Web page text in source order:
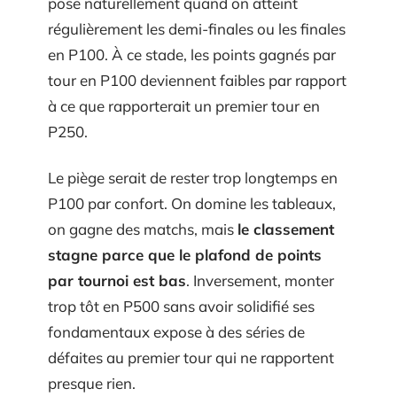
régulièrement les demi-finales ou les finales
en P100. À ce stade, les points gagnés par
tour en P100 deviennent faibles par rapport
à ce que rapporterait un premier tour en
P250.
Le piège serait de rester trop longtemps en
P100 par confort. On domine les tableaux,
on gagne des matchs, mais le classement
stagne parce que le plafond de points
par tournoi est bas. Inversement, monter
trop tôt en P500 sans avoir solidifié ses
fondamentaux expose à des séries de
défaites au premier tour qui ne rapportent
presque rien.